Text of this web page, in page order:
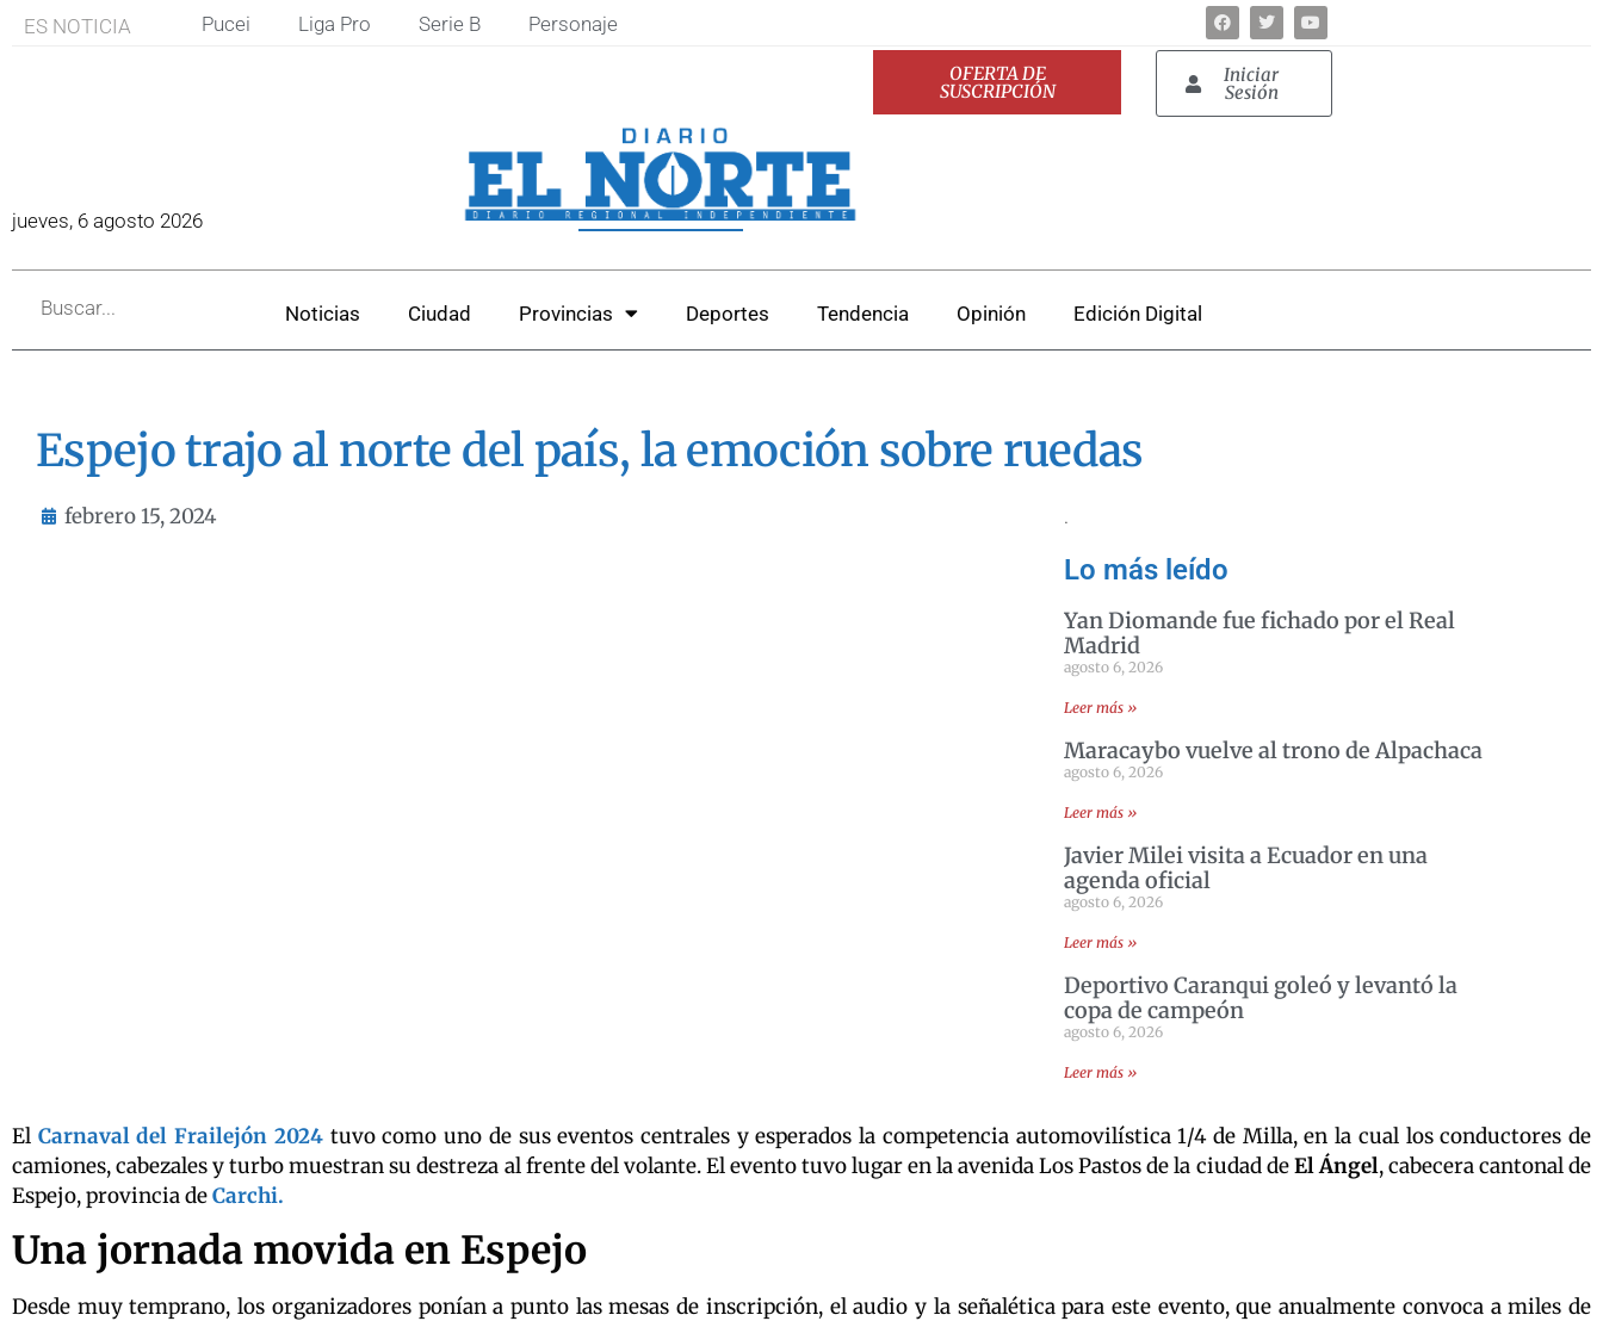
ES NOTICIA Pucei Liga Pro Serie B Personaje
OFERTA DE
SUSCRIPCIÓN
Iniciar
Sesión
jueves, 6 agosto 2026
Noticias Ciudad Provincias Deportes Tendencia Opinión Edición Digital
Espejo trajo al norte del país, la emoción sobre ruedas
febrero 15, 2024 .
Lo más leído
Yan Diomande fue fichado por el Real
Madrid
agosto 6, 2026
Leer más »
Maracaybo vuelve al trono de Alpachaca
agosto 6, 2026
Leer más »
Javier Milei visita a Ecuador en una
agenda oficial
agosto 6, 2026
Leer más »
Deportivo Caranqui goleó y levantó la
copa de campeón
agosto 6, 2026
Leer más »
El Carnaval del Frailejón 2024tuvo como uno de sus eventos centrales y esperados la competencia automovilística 1/4 de Milla, en la cual los conductores de
camiones, cabezales y turbo muestran su destreza al frente del volante. El evento tuvo lugar en la avenida Los Pastos de la ciudad deEl Ángel, cabecera cantonal de
Espejo, provincia deCarchi.
Una jornada movida en Espejo
Desde muy temprano, los organizadores ponían a punto las mesas de inscripción, el audio y la señalética para este evento, que anualmente convoca a miles de